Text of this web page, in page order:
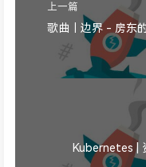
上一篇
歌曲｜边界 - 房东
Kubernetes |